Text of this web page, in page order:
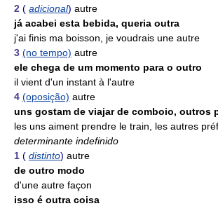
2 ( adicional) autre
já acabei esta bebida, queria outra
j'ai finis ma boisson, je voudrais une autre
3 (no tempo) autre
ele chega de um momento para o outro
il vient d'un instant à l'autre
4 (oposição) autre
uns gostam de viajar de comboio, outros
les uns aiment prendre le train, les autres
determinante indefinido
1 ( distinto) autre
de outro modo
d'une autre façon
isso é outra coisa